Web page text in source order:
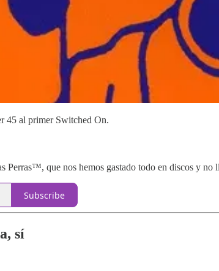
45 al primer Switched On.
Perras™, que nos hemos gastado todo en discos y no
Subscribe
sí